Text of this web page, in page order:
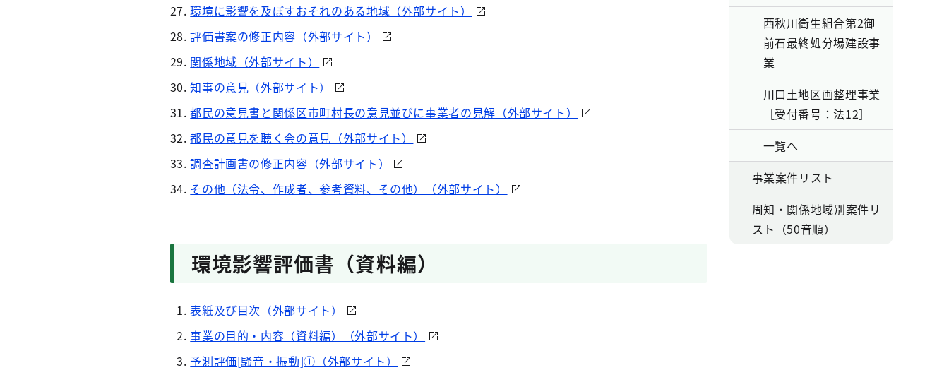
環境に影響を及ぼすおそれのある地域（外部サイト）
評価書案の修正内容（外部サイト）
関係地域（外部サイト）
知事の意見（外部サイト）
都民の意見書と関係区市町村長の意見並びに事業者の見解（外部サイト）
都民の意見を聴く会の意見（外部サイト）
調査計画書の修正内容（外部サイト）
その他（法令、作成者、参考資料、その他）（外部サイト）
環境影響評価書（資料編）
表紙及び目次（外部サイト）
事業の目的・内容（資料編）（外部サイト）
予測評価[騒音・振動]①（外部サイト）
西秋川衛生組合第2御
前石最終処分場建設事
業
川口土地区画整理事業
［受付番号：法12］
一覧へ
事業案件リスト
周知・関係地域別案件リ
スト（50音順）